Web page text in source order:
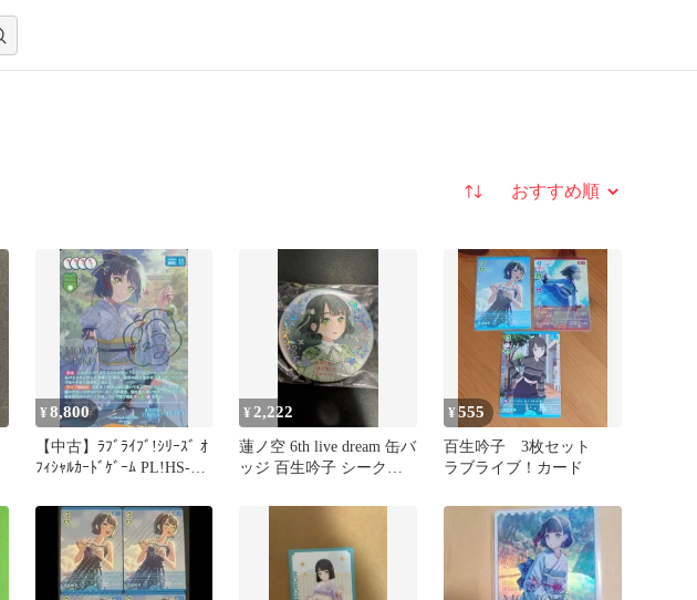
並び替え
¥8,800
【中古】ﾗﾌﾞﾗｲﾌﾞ!ｼﾘｰｽﾞ ｵ
ﾌｨｼｬﾙｶｰﾄﾞｹﾞｰﾑ PL!HS-
吟子(キャラクター虹箔押
しサイン入り)
¥ 2,222
蓮ノ空 6th live dream 缶バ
ッジ 百生吟子 シークレ
¥555
百生吟子 3枚セット
ラブライブ！カード